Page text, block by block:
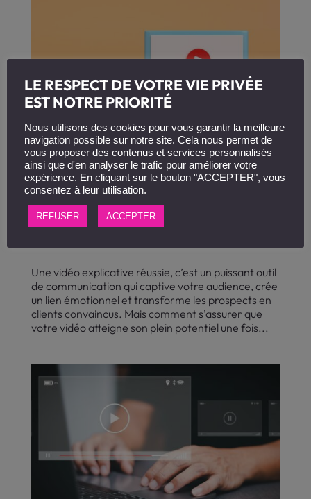
Optimiser sa vidéo explicative : captivez et
parAlexandra BAUCHART|lundi 10 juin 2024
Marketing et Vente,Ressources Humaines
Une vidéo explicative réussie, c’est un puissant outil
de communication qui captive votre audience, crée
un lien émotionnel et transforme les prospects en
clients convaincus. Mais comment s’assurer que
votre vidéo atteigne son plein potentiel une fois...
LE RESPECT DE VOTRE VIE PRIVÉE
EST NOTRE PRIORITÉ
Nous utilisons des cookies pour vous garantir la meilleure
navigation possible sur notre site. Cela nous permet de
vous proposer des contenus et services personnalisés
ainsi que d'en analyser le trafic pour améliorer votre
expérience. En cliquant sur le bouton "ACCEPTER", vous
consentez à leur utilisation.
REFUSER ACCEPTER